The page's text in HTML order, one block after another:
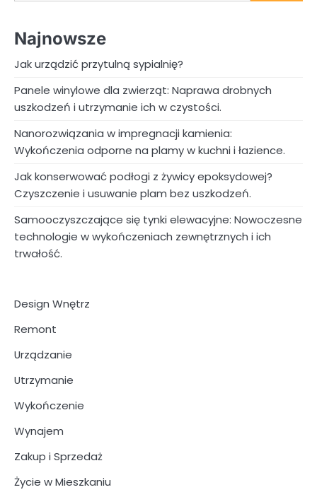
Najnowsze
Jak urządzić przytulną sypialnię?
Panele winylowe dla zwierząt: Naprawa drobnych
uszkodzeń i utrzymanie ich w czystości.
Nanorozwiązania w impregnacji kamienia:
Wykończenia odporne na plamy w kuchni i łazience.
Jak konserwować podłogi z żywicy epoksydowej?
Czyszczenie i usuwanie plam bez uszkodzeń.
Samooczyszczające się tynki elewacyjne: Nowoczesne
technologie w wykończeniach zewnętrznych i ich
trwałość.
Design Wnętrz
Remont
Urządzanie
Utrzymanie
Wykończenie
Wynajem
Zakup i Sprzedaż
Życie w Mieszkaniu